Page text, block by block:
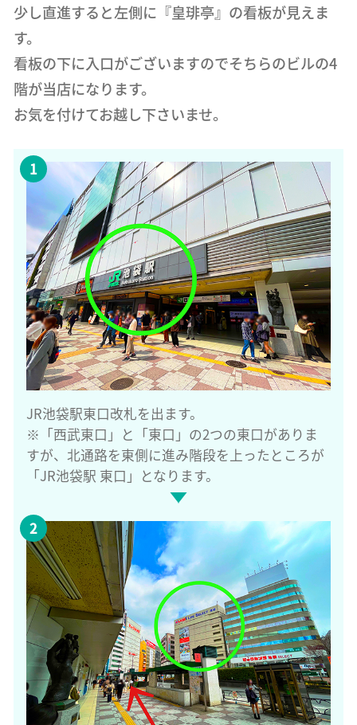
少し直進すると左側に『皇琲亭』の看板が見えま
す。
看板の下に入口がございますのでそちらのビルの4
階が当店になります。
お気を付けてお越し下さいませ。
JR池袋駅東口改札を出ます。
※「西武東口」と「東口」の2つの東口がありま
すが、北通路を東側に進み階段を上ったところが
「JR池袋駅 東口」となります。